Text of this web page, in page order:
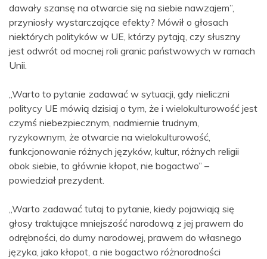
dawały szansę na otwarcie się na siebie nawzajem”,
przyniosły wystarczające efekty? Mówił o głosach
niektórych polityków w UE, którzy pytają, czy słuszny
jest odwrót od mocnej roli granic państwowych w ramach
Unii.
„Warto to pytanie zadawać w sytuacji, gdy nieliczni
politycy UE mówią dzisiaj o tym, że i wielokulturowość jest
czymś niebezpiecznym, nadmiernie trudnym,
ryzykownym, że otwarcie na wielokulturowość,
funkcjonowanie różnych języków, kultur, różnych religii
obok siebie, to głównie kłopot, nie bogactwo” –
powiedział prezydent.
„Warto zadawać tutaj to pytanie, kiedy pojawiają się
głosy traktujące mniejszość narodową z jej prawem do
odrębności, do dumy narodowej, prawem do własnego
języka, jako kłopot, a nie bogactwo różnorodności